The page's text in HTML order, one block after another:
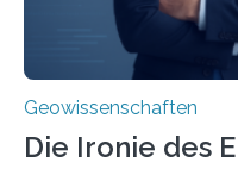
Geowissenschaften
Die Ironie des